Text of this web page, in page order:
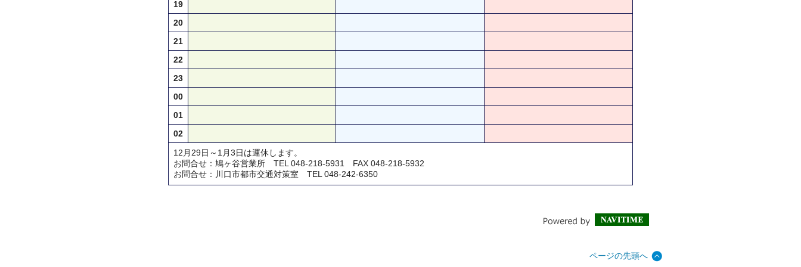
19
20
21
22
23
00
01
02
12月29日～1月3日は運休します。
お問合せ：鳩ヶ谷営業所 TEL 048-218-5931 FAX 048-218-5932
お問合せ：川口市都市交通対策室 TEL 048-242-6350
ページの先頭へ